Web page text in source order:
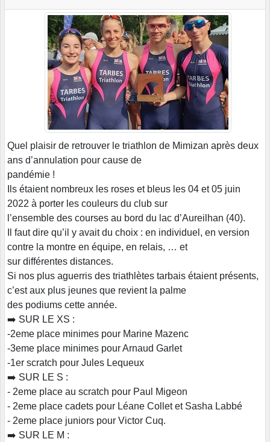
Quel plaisir de retrouver le triathlon de Mimizan après deux
ans d’annulation pour cause de
pandémie !
Ils étaient nombreux les roses et bleus les 04 et 05 juin
2022 à porter les couleurs du club sur
l’ensemble des courses au bord du lac d’Aureilhan (40).
Il faut dire qu’il y avait du choix : en individuel, en version
contre la montre en équipe, en relais, … et
sur différentes distances.
Si nos plus aguerris des triathlètes tarbais étaient présents,
c’est aux plus jeunes que revient la palme
des podiums cette année.
➡️ SUR LE XS :
-2eme place minimes pour Marine Mazenc
-3eme place minimes pour Arnaud Garlet
-1er scratch pour Jules Lequeux
➡️ SUR LE S :
- 2eme place au scratch pour Paul Migeon
- 2eme place cadets pour Léane Collet et Sasha Labbé
- 2eme place juniors pour Victor Cuq.
➡️ SUR LE M :